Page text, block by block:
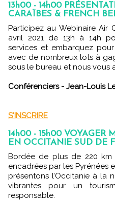
13h00 - 14h00
CARAÏBES & FRENCH
Participez au Webinaire Air Caraïbes – French bee le 06
avril 2021 de 13h à 14h
services et embarquez
avec de nombreux lots à
sous le bureau et nous vous
Conférenciers - Jean-Louis
S'INSCRIRE
14h00 - 15h00 VOYAGER
EN OCCITANIE SUD DE
Bordée de plus de 220 km de côtes Méditerranéennes,
encadrées par les Pyrénées
présentons l’Occitanie à la
vibrantes pour un
responsable.